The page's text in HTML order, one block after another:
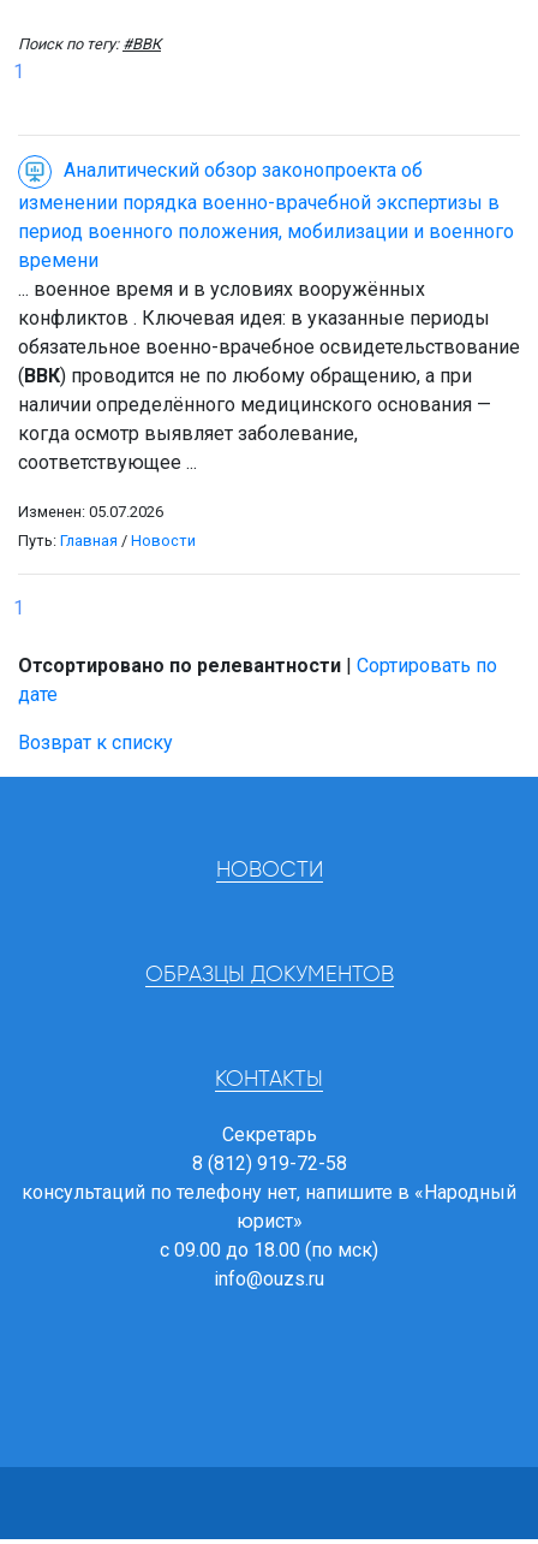
Поиск по тегу: #ВВК
1
Аналитический обзор законопроекта об
изменении порядка военно-врачебной экспертизы в
период военного положения, мобилизации и военного
времени
... военное время и в условиях вооружённых
конфликтов . Ключевая идея: в указанные периоды
обязательное военно-врачебное освидетельствование
(ВВК) проводится не по любому обращению, а при
наличии определённого медицинского основания —
когда осмотр выявляет заболевание,
соответствующее ...
Изменен: 05.07.2026
Путь: Главная / Новости
1
Отсортировано по релевантности | Сортировать по
дате
Возврат к списку
НОВОСТИ
ОБРАЗЦЫ ДОКУМЕНТОВ
КОНТАКТЫ
Секретарь
8 (812) 919-72-58
консультаций по телефону нет, напишите в «Народный
юрист»
с 09.00 до 18.00 (по мск)
info@ouzs.ru